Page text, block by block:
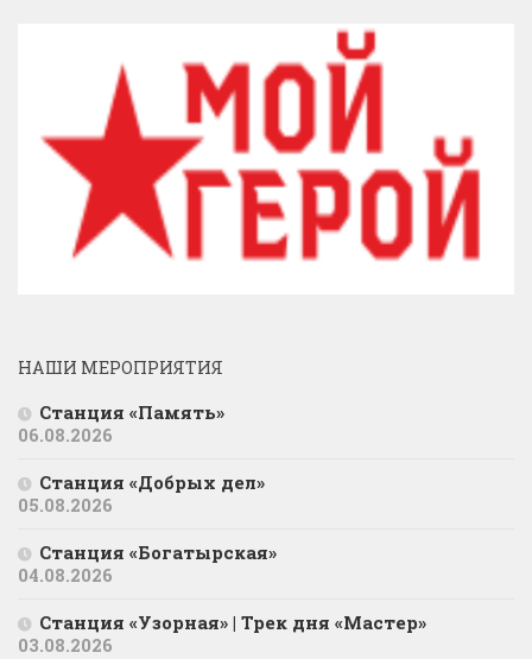
НАШИ МЕРОПРИЯТИЯ
Станция «Память»
06.08.2026
Станция «Добрых дел»
05.08.2026
Станция «Богатырская»
04.08.2026
Станция «Узорная» | Трек дня «Мастер»
03.08.2026